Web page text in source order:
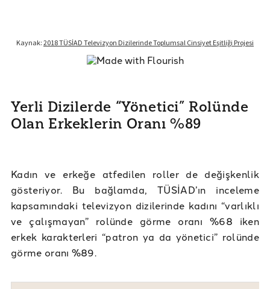
Yerli Dizilerde “Yönetici” Rolünde
Olan Erkeklerin Oranı %89
Kadın ve erkeğe atfedilen roller de değişkenlik
gösteriyor. Bu bağlamda, TÜSİAD’ın inceleme
kapsamındaki televizyon dizilerinde kadını “varlıklı
ve çalışmayan” rolünde görme oranı %68 iken
erkek karakterleri “patron ya da yönetici” rolünde
görme oranı %89.